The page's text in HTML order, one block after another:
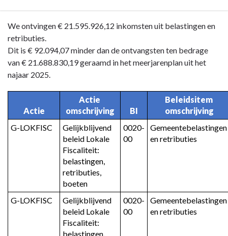
Terug
naar
navigatie
Overzicht
belasting/retributie
belasting
We ontvingen € 21.595.926,12 inkomsten uit belastingen en
retributies.
Dit is € 92.094,07 minder dan de ontvangsten ten bedrage
van € 21.688.830,19 geraamd in het meerjarenplan uit het
najaar 2025.
Actie
Actie
omschrijving
BI
Beleidsitem
omschrijving
G-LOKFISC
Gelijkblijvend
beleid Lokale
Fiscaliteit:
belastingen,
retributies,
boeten
0020-
00
Gemeentebelastingen
en retributies
G-LOKFISC
Gelijkblijvend
beleid Lokale
Fiscaliteit:
belastingen,
0020-
00
Gemeentebelastingen
en retributies